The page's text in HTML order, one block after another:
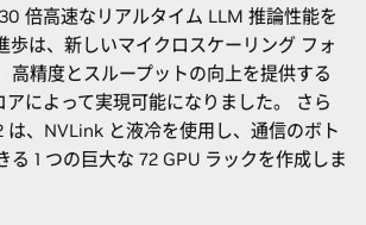
倍高速なリアルタイム LLM 推論性能を
歩は、新しいマイクロスケーリング フォ
高精度とスループットの向上を提供する
によって実現可能になりました。 さら
は、NVLink と液冷を使用し、通信のボト
る 1 つの巨大な 72 GPU ラックを作成しま